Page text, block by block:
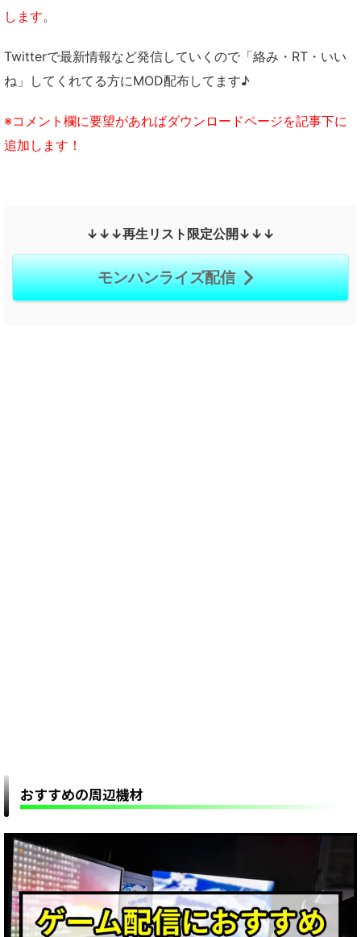
します。
Twitterで最新情報など発信していくので「絡み・RT・いい
ね」してくれてる方にMOD配布してます♪
※コメント欄に要望があればダウンロードページを記事下に
追加します！
↓↓↓再生リスト限定公開↓↓↓
モンハンライズ配信
おすすめの周辺機材